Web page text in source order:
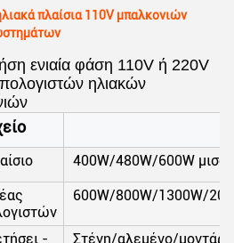
πλαίσια 110V μπαλκονιών
ενιαία φάση 110V ή 220V
ηλιακών
400W/480W/600W μισό
600W/800W/1300W/
-
Στέγη/αλεμένο/